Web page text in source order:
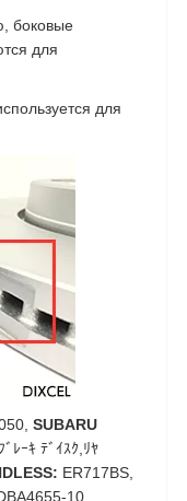
боковые
для
для
SUBARU
ﾌﾞﾚｰｷ ﾃﾞｲｽｸ,ﾘﾔ
ER717BS,
10,